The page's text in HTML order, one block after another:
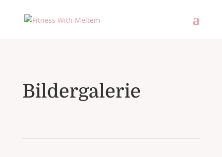
Bildergalerie